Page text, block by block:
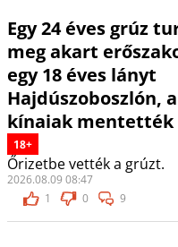
Egy 24 éves grúz
meg akart
egy 18 éves lányt
Hajdúszoboszlón,
kínaiak mentették
18+
Őrizetbe vették a grúzt.
2026.08.09 08:47
1
0 9